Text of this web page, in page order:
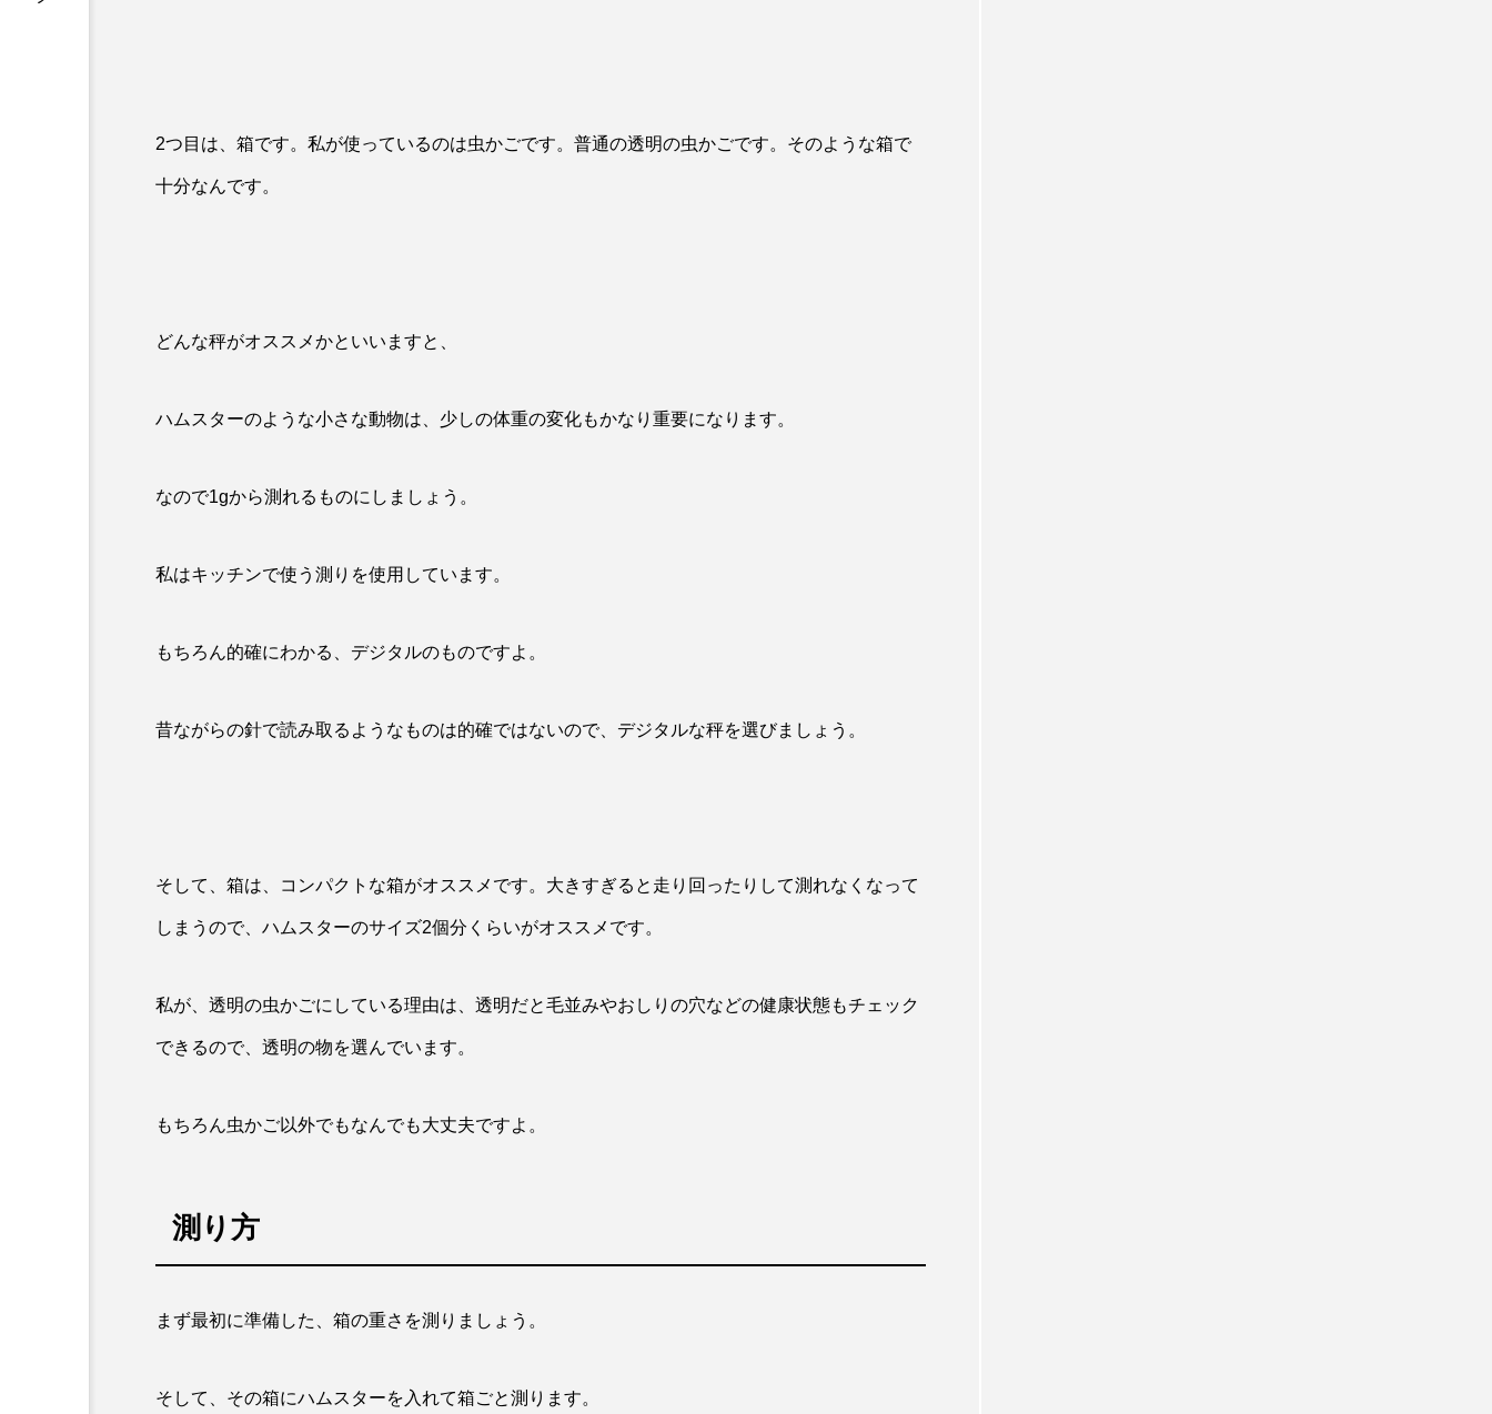
2つ目は、箱です。私が使っているのは虫かごです。普通の透明の虫かごです。そのような箱で
十分なんです。
どんな秤がオススメかといいますと、
ハムスターのような小さな動物は、少しの体重の変化もかなり重要になります。
なので1gから測れるものにしましょう。
私はキッチンで使う測りを使用しています。
もちろん的確にわかる、デジタルのものですよ。
昔ながらの針で読み取るようなものは的確ではないので、デジタルな秤を選びましょう。
そして、箱は、コンパクトな箱がオススメです。大きすぎると走り回ったりして測れなくなって
しまうので、ハムスターのサイズ2個分くらいがオススメです。
私が、透明の虫かごにしている理由は、透明だと毛並みやおしりの穴などの健康状態もチェック
できるので、透明の物を選んでいます。
もちろん虫かご以外でもなんでも大丈夫ですよ。
測り方
まず最初に準備した、箱の重さを測りましょう。
そして、その箱にハムスターを入れて箱ごと測ります。